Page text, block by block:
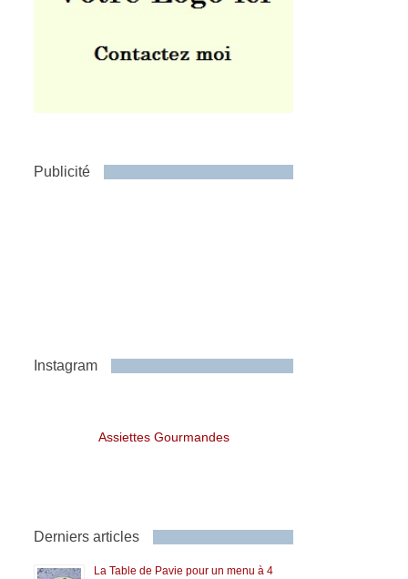
Publicité
Instagram
Assiettes Gourmandes
Derniers articles
La Table de Pavie pour un menu à 4